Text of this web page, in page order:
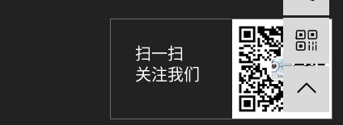
扫一扫
关注我们